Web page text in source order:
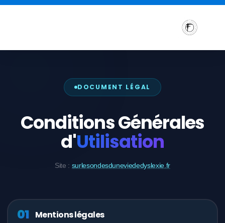
DOCUMENT LÉGAL
Conditions Générales
d'Utilisation
Site : surlesondesduneviededyslexie.fr
01 Mentions légales
Formations aux troubles DYS